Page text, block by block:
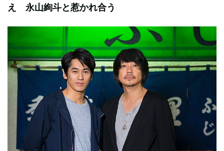
え 永山絢斗と惹かれ合う